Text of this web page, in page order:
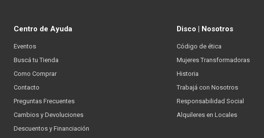
Centro de Ayuda
Eventos
Buscá tu Tienda
Como Comprar
Contacto
Preguntas Frecuentes
Cambios y Devoluciones
Descuentos y Financiación
Disco | Nosotros
Código de ética
Mujeres Transformadoras
Historia
Trabajá con Nosotros
Responsabilidad Social
Alquileres en Locales